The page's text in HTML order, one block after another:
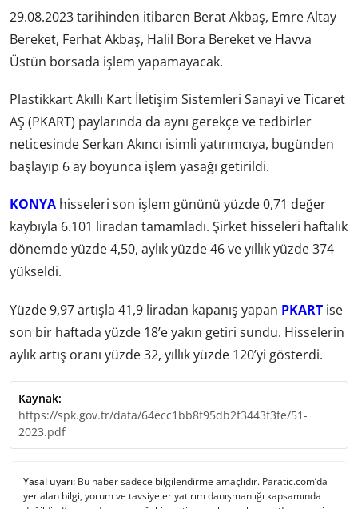
29.08.2023 tarihinden itibaren Berat Akbaş, Emre Altay
Bereket, Ferhat Akbaş, Halil Bora Bereket ve Havva
Üstün borsada işlem yapamayacak.
Plastikkart Akıllı Kart İletişim Sistemleri Sanayi ve Ticaret
AŞ (PKART) paylarında da aynı gerekçe ve tedbirler
neticesinde Serkan Akıncı isimli yatırımcıya, bugünden
başlayıp 6 ay boyunca işlem yasağı getirildi.
KONYA hisseleri son işlem gününü yüzde 0,71 değer
kaybıyla 6.101 liradan tamamladı. Şirket hisseleri haftalık
dönemde yüzde 4,50, aylık yüzde 46 ve yıllık yüzde 374
yükseldi.
Yüzde 9,97 artışla 41,9 liradan kapanış yapan PKART ise
son bir haftada yüzde 18’e yakın getiri sundu. Hisselerin
aylık artış oranı yüzde 32, yıllık yüzde 120’yi gösterdi.
Kaynak:
https://spk.gov.tr/data/64ecc1bb8f95db2f3443f3fe/51-
2023.pdf
Yasal uyarı: Bu haber sadece bilgilendirme amaçlıdır. Paratic.com’da
yer alan bilgi, yorum ve tavsiyeler yatırım danışmanlığı kapsamında